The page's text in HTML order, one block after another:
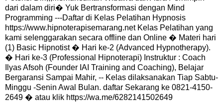
dari dalam diri� Yuk Bertransformasi dengan Mind
Programming ---Daftar di Kelas Pelatihan Hypnosis
https://www.hipnoterapisemarang.net Kelas Pelatihan yang
kami selenggarakan secara offline dan Online � Materi hari
(1) Basic Hipnotist � Hari ke-2 (Advanced Hypnotherapy).
� Hari ke-3 (Professional Hipnoterapi) Instruktur : Coach
Ilyas Afsoh (Founder IAI Training and Coaching), Belajar
Bergaransi Sampai Mahir, -- Kelas dilaksanakan Tiap Sabtu-
Minggu -Senin Awal Bulan. daftar Sekarang ke 0821-4150-
2649 � atau klik https://wa.me/6282141502649